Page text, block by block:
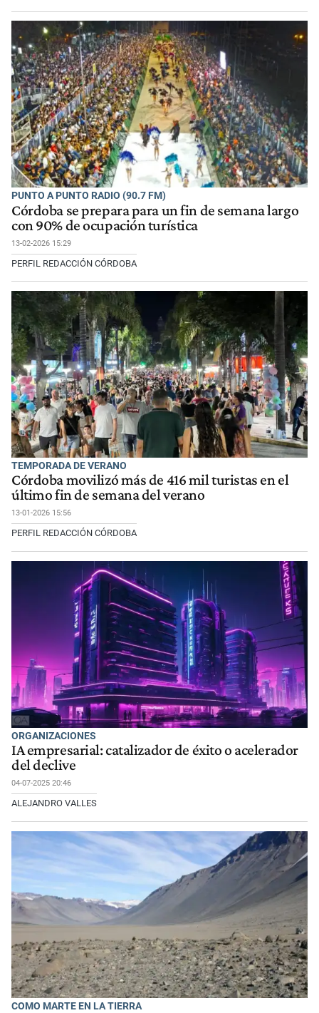
PUNTO A PUNTO RADIO (90.7 FM)
Córdoba se prepara para un fin de semana largo
con 90% de ocupación turística
13-02-2026 15:29
PERFIL REDACCIÓN CÓRDOBA
TEMPORADA DE VERANO
Córdoba movilizó más de 416 mil turistas en el
último fin de semana del verano
13-01-2026 15:56
PERFIL REDACCIÓN CÓRDOBA
ORGANIZACIONES
IA empresarial: catalizador de éxito o acelerador
del declive
04-07-2025 20:46
ALEJANDRO VALLES
COMO MARTE EN LA TIERRA